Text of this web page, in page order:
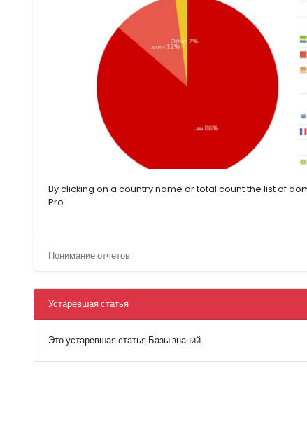
By clicking on a country name or total count the list of
Pro.
Понимание отчетов
Устаревшая статья
Это устаревшая статья Базы знаний.